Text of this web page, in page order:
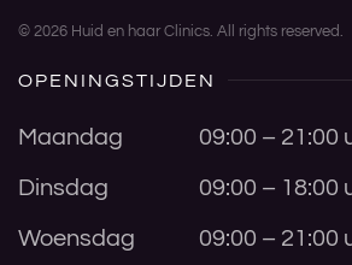
© 2026 Huid en haar Clinics. All rights reserved.
OPENINGSTIJDEN
Maandag 09:00 – 21:00
Dinsdag 09:00 – 18:00
Woensdag 09:00 – 21:00